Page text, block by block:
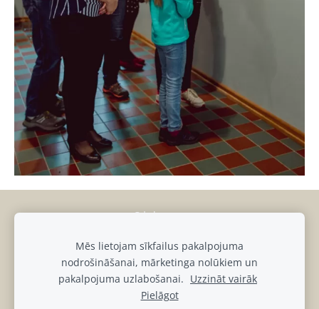
Sīkdatnes
muiza@luznava.lv
+37128686863,+37129390701
Pils iela 8, Lūznava, Lūznavas pagasts, Rēzeknes novads, LV-
4627
Mēs lietojam sīkfailus pakalpojuma
nodrošināšanai, mārketinga nolūkiem un
pakalpojuma uzlabošanai. Uzzināt vairāk
Pielāgot